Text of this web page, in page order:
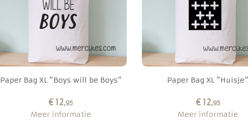
Paper Bag XL "Boys will be Boys"
€ 12,95
Meer informatie
Paper Bag XL "Huisje"
€ 12,95
Meer informatie